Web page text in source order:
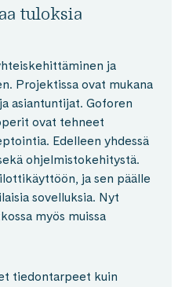
tuloksia
ja
Projektissa ovat mukana
asiantuntijat. Goforen
ovat tehneet
Edelleen yhdessä
ohjelmistokehitystä.
ja sen päälle
sovelluksia. Nyt
myös muissa
tiedontarpeet kuin